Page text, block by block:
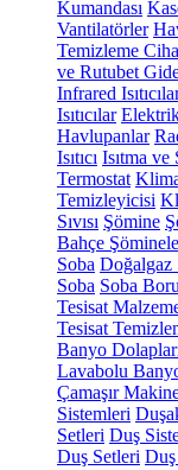
Kumandası
Vantilatörler
Temizleme
ve Rutubet
Infrared
Isıtıcılar
Havlupanlar
Isıtıcı Isıtma ve
Termostat
Temizleyicisi
Sıvısı Şömine
Bahçe
Soba Doğalgaz
Soba Soba
Tesisat
Tesisat
Banyo
Lavabolu
Çamaşır
Sistemleri
Setleri Duş
Duş Setleri